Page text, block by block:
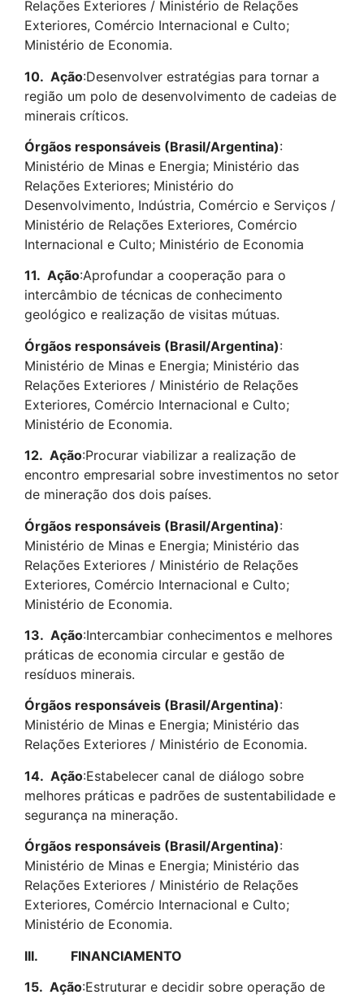
Relações Exteriores / Ministério de Relações
Exteriores, Comércio Internacional e Culto;
Ministério de Economia.
10. Ação:Desenvolver estratégias para tornar a
região um polo de desenvolvimento de cadeias de
minerais críticos.
Órgãos responsáveis (Brasil/Argentina):
Ministério de Minas e Energia; Ministério das
Relações Exteriores; Ministério do
Desenvolvimento, Indústria, Comércio e Serviços /
Ministério de Relações Exteriores, Comércio
Internacional e Culto; Ministério de Economia
11. Ação:Aprofundar a cooperação para o
intercâmbio de técnicas de conhecimento
geológico e realização de visitas mútuas.
Órgãos responsáveis (Brasil/Argentina):
Ministério de Minas e Energia; Ministério das
Relações Exteriores / Ministério de Relações
Exteriores, Comércio Internacional e Culto;
Ministério de Economia.
12. Ação:Procurar viabilizar a realização de
encontro empresarial sobre investimentos no setor
de mineração dos dois países.
Órgãos responsáveis (Brasil/Argentina):
Ministério de Minas e Energia; Ministério das
Relações Exteriores / Ministério de Relações
Exteriores, Comércio Internacional e Culto;
Ministério de Economia.
13. Ação:Intercambiar conhecimentos e melhores
práticas de economia circular e gestão de
resíduos minerais.
Órgãos responsáveis (Brasil/Argentina):
Ministério de Minas e Energia; Ministério das
Relações Exteriores / Ministério de Economia.
14. Ação:Estabelecer canal de diálogo sobre
melhores práticas e padrões de sustentabilidade e
segurança na mineração.
Órgãos responsáveis (Brasil/Argentina):
Ministério de Minas e Energia; Ministério das
Relações Exteriores / Ministério de Relações
Exteriores, Comércio Internacional e Culto;
Ministério de Economia.
III. FINANCIAMENTO
15. Ação:Estruturar e decidir sobre operação de